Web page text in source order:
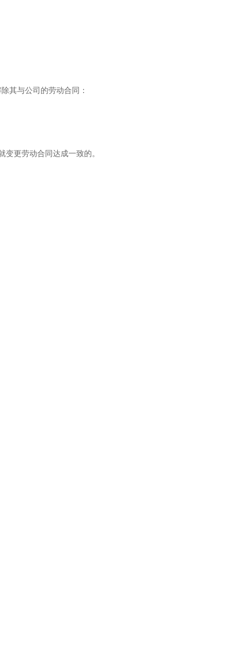
其与公司的劳动合同：
更劳动合同达成一致的。